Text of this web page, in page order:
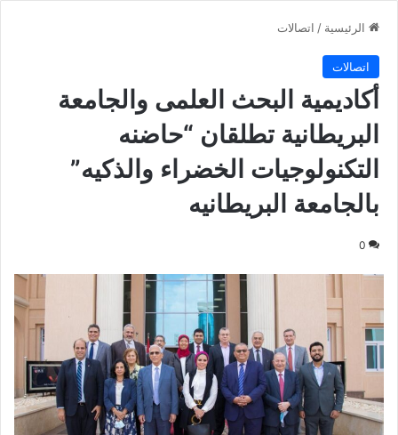
الرئيسية / اتصالات
اتصالات
أكاديمية البحث العلمى والجامعة
البريطانية تطلقان “حاضنه
التكنولوجيات الخضراء والذكيه”
بالجامعة البريطانيه
0